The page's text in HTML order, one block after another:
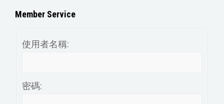
分
Member Service
使用者名稱:
密碼: